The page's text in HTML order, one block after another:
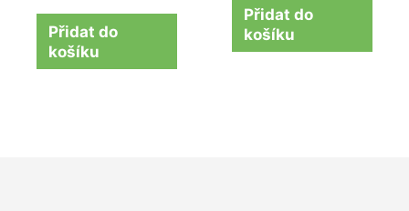
Přidat do
košíku
Přidat do
košíku